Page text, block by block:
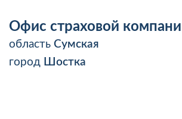
Офис страховой
область Сумская
город Шостка